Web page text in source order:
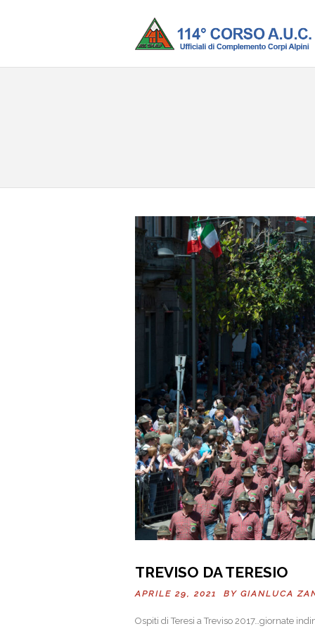
TREVISO DA TERESIO
APRILE 29, 2021 BY GIANLUCA
Ospiti di Teresi a Treviso 2017…giornate